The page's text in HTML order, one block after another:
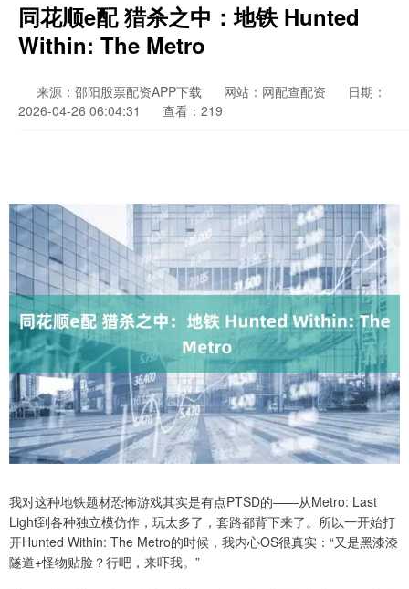
同花顺e配 猎杀之中：地铁 Hunted
Within: The Metro
来源：邵阳股票配资APP下载 网站：网配查配资
日期：
2026-04-26 06:04:31
查看：219
我对这种地铁题材恐怖游戏其实是有点PTSD的——从Metro: Last
Light到各种独立模仿作，玩太多了，套路都背下来了。所以一开始打
开Hunted Within: The Metro的时候，我内心OS很真实：“又是黑漆漆
隧道+怪物贴脸？行吧，来吓我。”